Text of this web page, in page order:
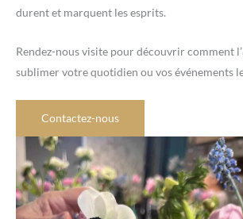
durent et marquent les esprits.
Rendez-nous visite pour découvrir comment
sublimer votre quotidien ou vos événements
Contactez-nous